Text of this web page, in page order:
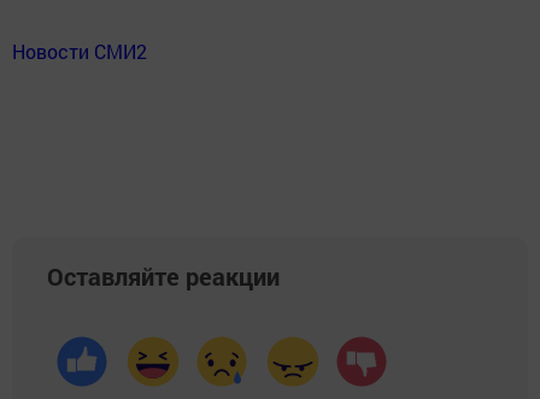
Новости СМИ2
Оставляйте реакции